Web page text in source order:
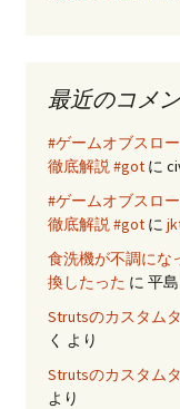
最近のコメ
#ゲームオブスロ
徹底解説 #got に
#ゲームオブスロ
徹底解説 #got に
食洗機が不調にな
換したった に 平
Strutsのカスタム
く より
Strutsのカスタム
より